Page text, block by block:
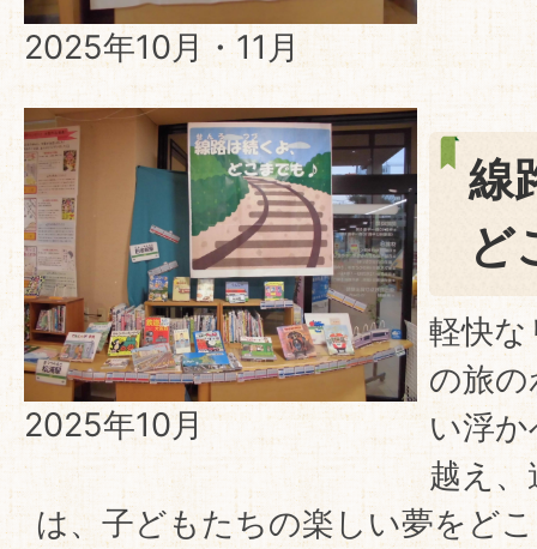
2025年10月・11月
2025年10月
線
ど
軽快
の旅
い浮
越え、
は、子どもたちの楽しい夢をど